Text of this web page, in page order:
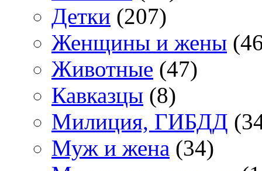
Детки (207)
Женщины и жены
Животные (47)
Кавказцы (8)
Милиция, ГИБДД
Муж и жена (34)